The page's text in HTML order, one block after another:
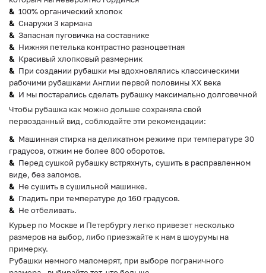
100% органический хлопок
Снаружи 3 кармана
Запасная пуговичка на составнике
Нижняя петелька контрастно разноцветная
Красивый хлопковый размерник
При создании рубашки мы вдохновлялись классическими
рабочими рубашками Англии первой половины ХХ века
И мы постарались сделать рубашку максимально долговечной
Чтобы рубашка как можно дольше сохраняла свой
первозданный вид, соблюдайте эти рекомендации:
Машинная стирка на деликатном режиме при температуре 30
градусов, отжим не более 800 оборотов.
Перед сушкой рубашку встряхнуть, сушить в расправленном
виде, без заломов.
Не сушить в сушильной машинке.
Гладить при температуре до 160 градусов.
Не отбеливать.
Курьер по Москве и Петербургу легко привезет несколько
размеров на выбор, либо приезжайте к нам в шоурумы на
примерку.
Рубашки немного маломерят, при выборе пограничного